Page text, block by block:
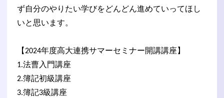
ず自分のやりたい学びをどんどん進めていってほし
いと思います。
【2024年度高大連携サマーセミナー開講講座】
1.法曹入門講座
2.簿記初級講座
3.簿記3級講座